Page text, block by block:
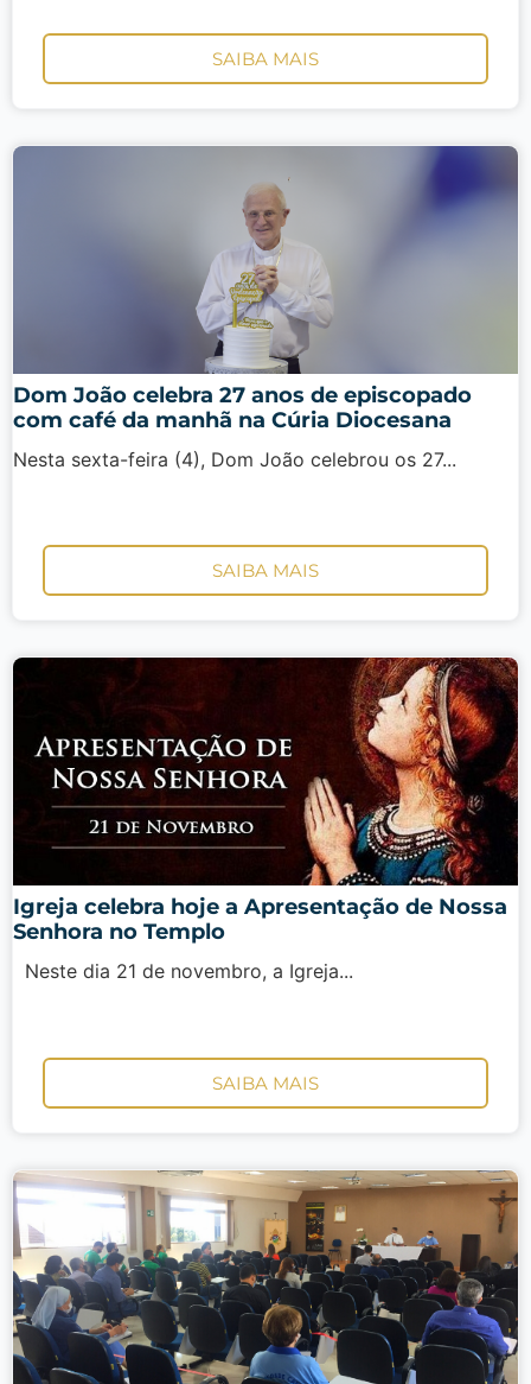
SAIBA MAIS
Dom João celebra 27 anos de episcopado
com café da manhã na Cúria Diocesana
Nesta sexta-feira (4), Dom João celebrou os 27...
SAIBA MAIS
Igreja celebra hoje a Apresentação de Nossa
Senhora no Templo
Neste dia 21 de novembro, a Igreja...
SAIBA MAIS